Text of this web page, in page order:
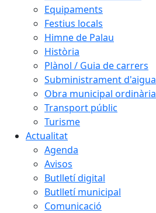
Equipaments
Festius locals
Himne de Palau
Història
Plànol / Guia de carrers
Subministrament d'aigua
Obra municipal ordinària
Transport públic
Turisme
Actualitat
Agenda
Avisos
Butlletí digital
Butlletí municipal
Comunicació